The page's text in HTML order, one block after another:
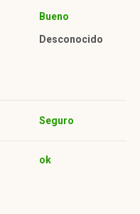
Bueno
Desconocido
Seguro
ok